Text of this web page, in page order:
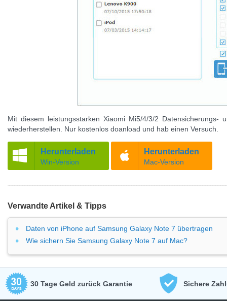
Mit diesem leistungsstarken Xiaomi Mi5/4/3/2
wiederherstellen. Nur kostenlos doanload und hab einen Versuch.
Herunterladen
Win-Version
Herunterladen
Mac-Version
Verwandte Artikel & Tipps
Daten von iPhone auf Samsung Galaxy Note 7 übertragen
Wie sichern Sie Samsung Galaxy Note 7 auf Mac?
30 Tage Geld zurück Garantie Sichere